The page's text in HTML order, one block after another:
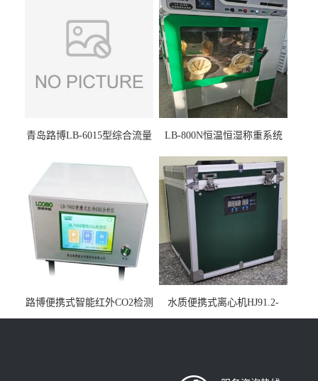
青岛路博LB-6015型综合流量
LB-800N恒温恒湿称重系统
烘干后使用
路博便携式智能红外CO2检测
仪疾控公共场所LB-7402
水质便携式离心机HJ91.2-
2022地表水总磷监测内置有